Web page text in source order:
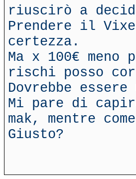
riuscirò a
Prendere il
certezza.
Ma x 100€
rischi posso
Dovrebbe
Mi pare di
mak, mentre
Giusto?